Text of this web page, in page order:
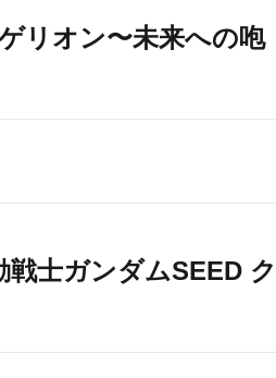
リオン〜未来への咆
戦士ガンダムSEED ク